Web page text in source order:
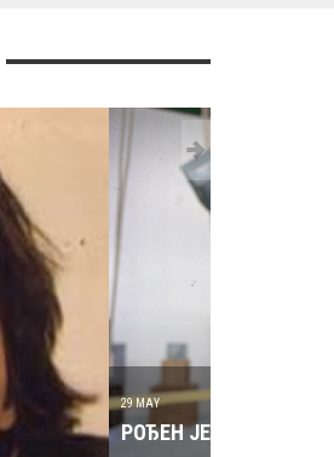
МИЋА ТАТИЋ